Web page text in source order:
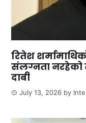
रितेश
संलग्नता नरहेको
दाबी
July 13, 2026 by